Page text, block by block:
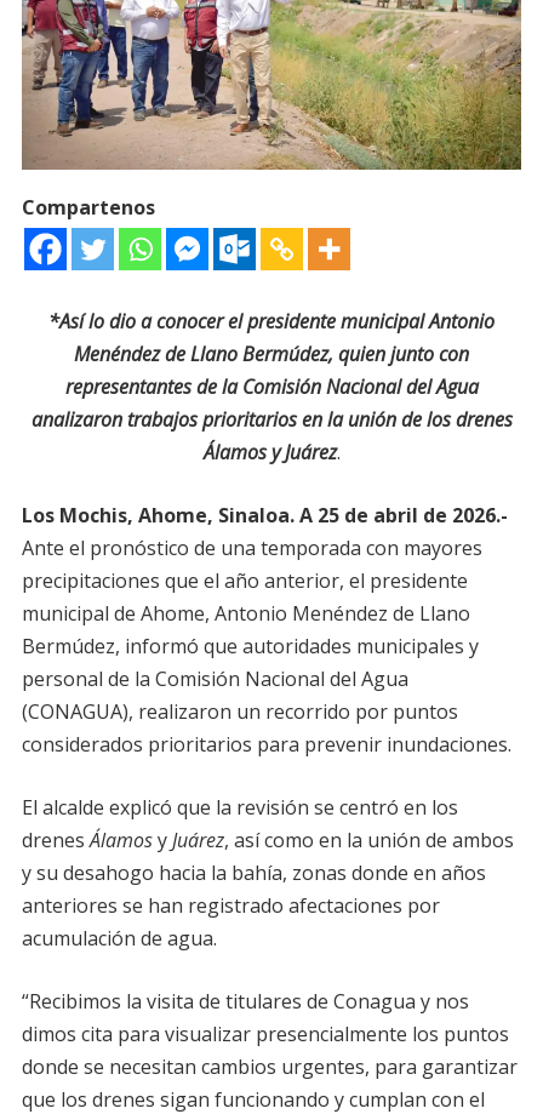
Compartenos
*Así lo dio a conocer el presidente municipal Antonio
Menéndez de Llano Bermúdez, quien junto con
representantes de la Comisión Nacional del Agua
analizaron trabajos prioritarios en la unión de los drenes
Álamos y Juárez.
Los Mochis, Ahome, Sinaloa. A 25 de abril de 2026.-
Ante el pronóstico de una temporada con mayores
precipitaciones que el año anterior, el presidente
municipal de Ahome, Antonio Menéndez de Llano
Bermúdez, informó que autoridades municipales y
personal de la Comisión Nacional del Agua
(CONAGUA), realizaron un recorrido por puntos
considerados prioritarios para prevenir inundaciones.
El alcalde explicó que la revisión se centró en los
drenesÁlamosyJuárez, así como en la unión de ambos
y su desahogo hacia la bahía, zonas donde en años
anteriores se han registrado afectaciones por
acumulación de agua.
“Recibimos la visita de titulares de Conagua y nos
dimos cita para visualizar presencialmente los puntos
donde se necesitan cambios urgentes, para garantizar
que los drenes sigan funcionando y cumplan con el